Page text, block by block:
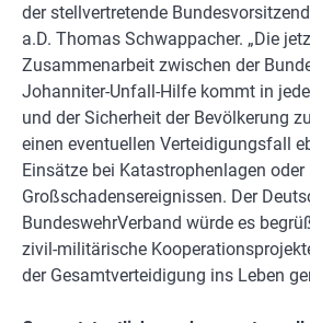
der stellvertretende
a.D. Thomas Schwappacher. „Die
Zusammenarbeit zwischen der
Johanniter-Unfall-Hilfe kommt in
und der Sicherheit der Bevölkerung
einen eventuellen Verteidigungsfall
Einsätze bei Katastrophenlagen oder
Großschadensereignissen. Der
BundeswehrVerband würde es
zivil-militärische
der Gesamtverteidigung ins Leben